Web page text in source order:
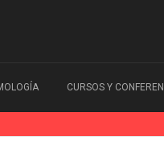
CURSOS Y